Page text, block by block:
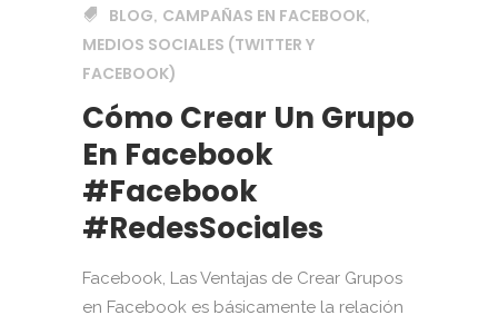
BLOG, CAMPAÑAS EN FACEBOOK,
MEDIOS SOCIALES (TWITTER Y
FACEBOOK)
Cómo Crear Un Grupo
En Facebook
#facebook
#RedesSociales
Facebook, Las Ventajas de Crear Grupos
en Facebook es básicamente la relación